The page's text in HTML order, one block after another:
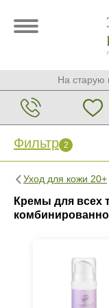
На старую
Фильтр 2
Уход для кожи 20+
Кремы для всех
Фильтр 2
Бренд
HIKARI Laboratories